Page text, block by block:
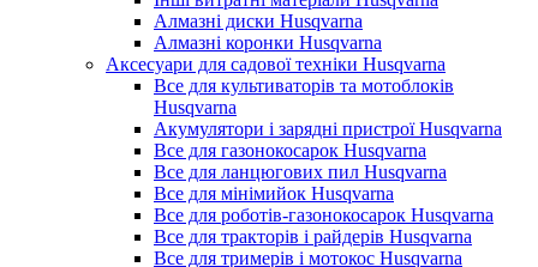
Алмазні диски Husqvarna
Алмазні коронки Husqvarna
Аксесуари для садової техніки Husqvarna
Все для культиваторів та мотоблоків
Husqvarna
Акумулятори і зарядні пристрої Husqvarna
Все для газонокосарок Husqvarna
Все для ланцюгових пил Husqvarna
Все для мінімийок Husqvarna
Все для роботів-газонокосарок Husqvarna
Все для тракторів і райдерів Husqvarna
Все для тримерів і мотокос Husqvarna